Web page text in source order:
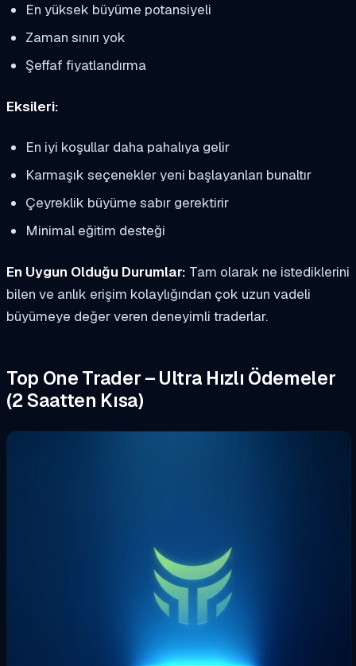
En yüksek büyüme potansiyeli
Zaman sınırı yok
Şeffaf fiyatlandırma
Eksileri:
En iyi koşullar daha pahalıya gelir
Karmaşık seçenekler yeni başlayanları bunaltır
Çeyreklik büyüme sabır gerektirir
Minimal eğitim desteği
En Uygun Olduğu Durumlar: Tam olarak ne istediklerini
bilen ve anlık erişim kolaylığından çok uzun vadeli
büyümeye değer veren deneyimli traderlar.
Top One Trader – Ultra Hızlı Ödemeler
(2 Saatten Kısa)